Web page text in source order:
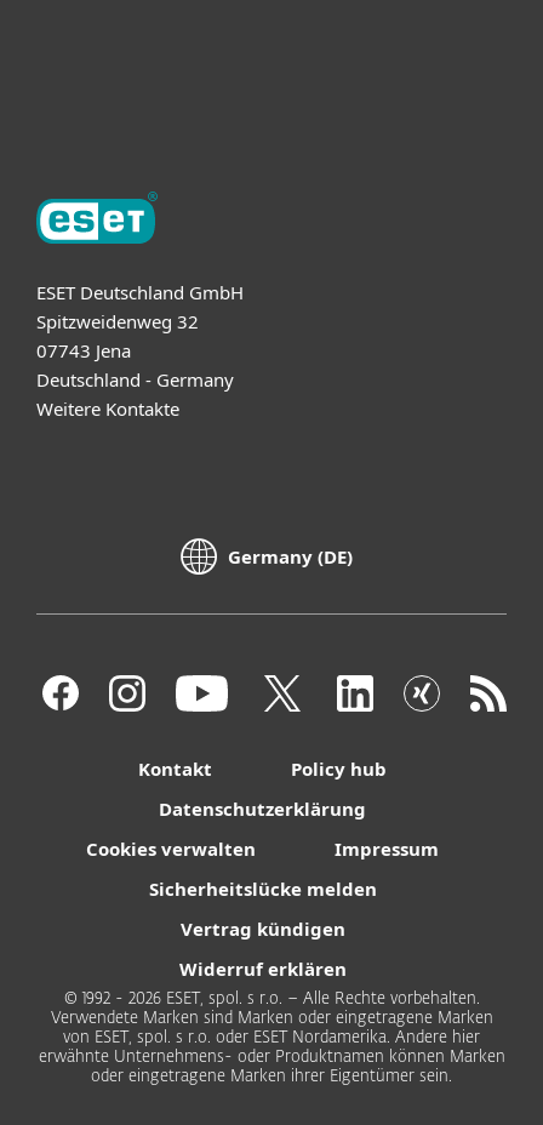
ESET Deutschland GmbH
Spitzweidenweg 32
07743 Jena
Deutschland - Germany
Weitere Kontakte
Germany (DE)
Kontakt
Policy hub
Datenschutzerklärung
Cookies verwalten
Impressum
Sicherheitslücke melden
Vertrag kündigen
Widerruf erklären
© 1992 - 2026 ESET, spol. s r.o. – Alle Rechte vorbehalten.
Verwendete Marken sind Marken oder eingetragene Marken
von ESET, spol. s r.o. oder ESET Nordamerika. Andere hier
erwähnte Unternehmens- oder Produktnamen können Marken
oder eingetragene Marken ihrer Eigentümer sein.